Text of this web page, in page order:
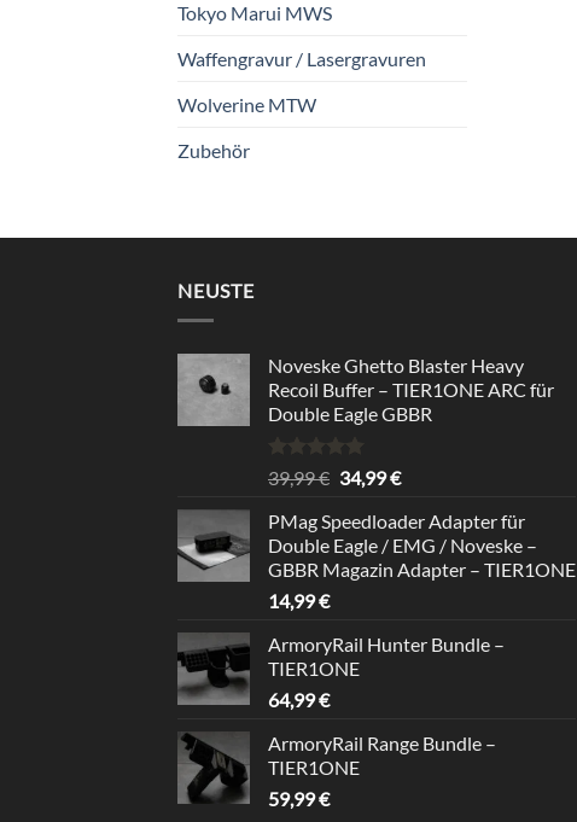
Tokyo Marui MWS
Waffengravur / Lasergravuren
Wolverine MTW
Zubehör
NEUSTE
Noveske Ghetto Blaster Heavy
Recoil Buffer – TIER1ONE ARC für
Double Eagle GBBR
Bewertet
mit
von 5
39,99€ Ursprünglicher
war:
39,99 €
34,99€Aktueller
ist:
34,99 €.
PMag Speedloader Adapter für
Double Eagle / EMG / Noveske –
GBBR Magazin Adapter – TIER1ONE
14,99€
ArmoryRail Hunter Bundle –
TIER1ONE
64,99€
ArmoryRail Range Bundle –
TIER1ONE
59,99€